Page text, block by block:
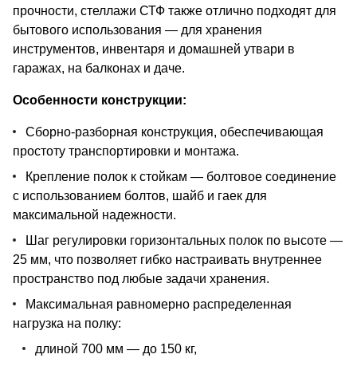
прочности, стеллажи СТФ также отлично подходят для
бытового использования — для хранения
инструментов, инвентаря и домашней утвари в
гаражах, на балконах и даче.
Особенности конструкции:
Сборно-разборная конструкция, обеспечивающая
простоту транспортировки и монтажа.
Крепление полок к стойкам — болтовое соединение
с использованием болтов, шайб и гаек для
максимальной надежности.
Шаг регулировки горизонтальных полок по высоте —
25 мм, что позволяет гибко настраивать внутреннее
пространство под любые задачи хранения.
Максимальная равномерно распределенная
нагрузка на полку:
длиной 700 мм — до 150 кг,